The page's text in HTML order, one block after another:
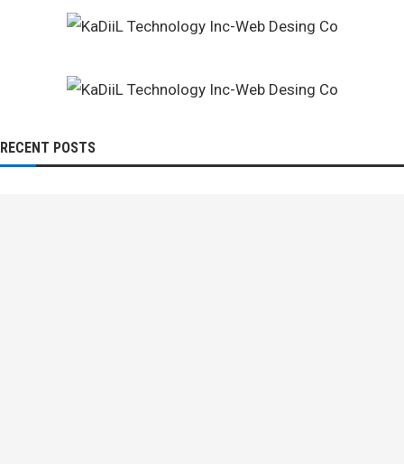
RECENT POSTS